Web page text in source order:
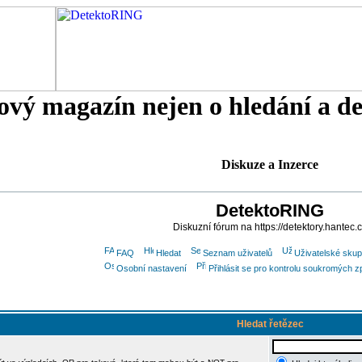
magazín nejen o hledání a
Diskuze a Inzerce
DetektoRING
Diskuzní fórum na https://
FAQ Hledat Seznam uživatelů
Uživatelské
Osobní nastavení
Přihlásit se pro kontrolu soukromých
Hledat řetězec